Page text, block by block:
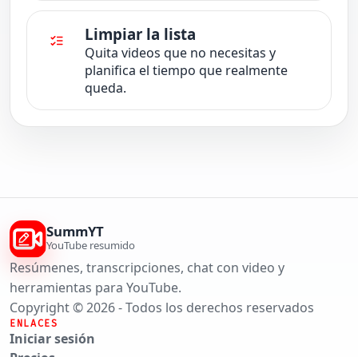
Limpiar la lista
Quita videos que no necesitas y
planifica el tiempo que realmente
queda.
SummYT
YouTube resumido
Resúmenes, transcripciones, chat con video y
herramientas para YouTube.
Copyright © 2026 - Todos los derechos reservados
ENLACES
Iniciar sesión